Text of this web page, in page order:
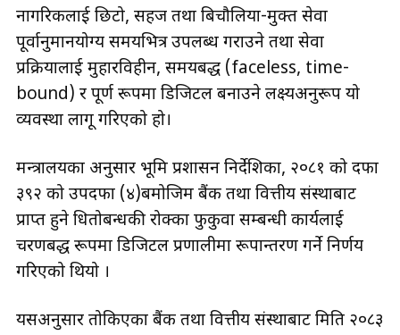
नागरिकलाई छिटो, सहज तथा बिचौलिया-मुक्त सेवा
पूर्वानुमानयोग्य समयभित्र उपलब्ध गराउने तथा सेवा
प्रक्रियालाई मुहारविहीन, समयबद्ध (faceless, time-
bound) र पूर्ण रूपमा डिजिटल बनाउने लक्ष्यअनुरूप यो
व्यवस्था लागू गरिएको हो।
मन्त्रालयका अनुसार भूमि प्रशासन निर्देशिका, २०८१ को दफा
३९२ को उपदफा (४)बमोजिम बैंक तथा वित्तीय संस्थाबाट
प्राप्त हुने धितोबन्धकी रोक्का फुकुवा सम्बन्धी कार्यलाई
चरणबद्ध रूपमा डिजिटल प्रणालीमा रूपान्तरण गर्ने निर्णय
गरिएको थियो ।
यसअनुसार तोकिएका बैंक तथा वित्तीय संस्थाबाट मिति २०८३